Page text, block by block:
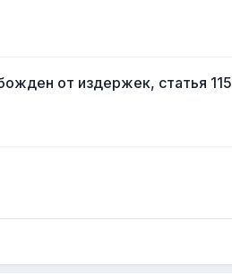
от издержек, статья 115